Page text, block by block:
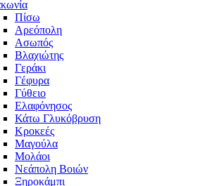
Πίσω
Αρεόπολη
Ασωπός
Βλαχιώτης
Γεράκι
Γέφυρα
Γύθειο
Ελαφόνησος
Κάτω Γλυκόβρυση
Κροκεές
Μαγούλα
Μολάοι
Νεάπολη Βοιών
Ξηροκάμπι